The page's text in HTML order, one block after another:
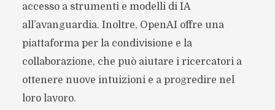
accesso a strumenti e modelli di IA
all’avanguardia. Inoltre, OpenAI offre una
piattaforma per la condivisione e la
collaborazione, che può aiutare i ricercatori a
ottenere nuove intuizioni e a progredire nel
loro lavoro.